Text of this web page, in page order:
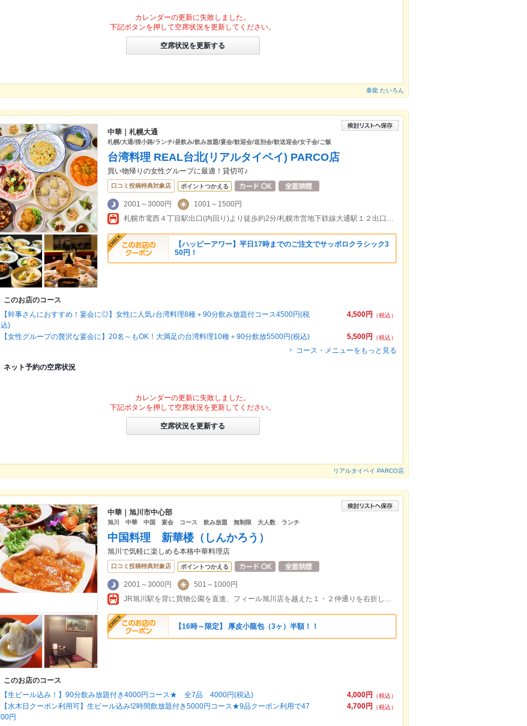
カレンダーの更新に失敗しました。
下記ボタンを押して空席状況を更新してください。
空席状況を更新する
泰龍 たいろん
中華｜札幌大通
札幌/大通/狸小路/ランチ/昼飲み/飲み放題/宴会/歓迎会/送別会/歓送迎会/女子会/ご飯
台湾料理 REAL台北(リアルタイペイ) PARCO店
買い物帰りの女性グループに最適！貸切可♪
口コミ投稿特典対象店 ポイントつかえる
2001～3000円
1001～1500円
札幌市電西４丁目駅出口(内回り)より徒歩約2分/札幌市営地下鉄線大通駅１２出口より徒歩約3分
【ハッピーアワー】平日17時までのご注文でサッポロクラシック3
50円！
このお店のコース
4,500円
（税込）
【幹事さんにおすすめ！宴会に◎】女性に人気♪台湾料理8種＋90分飲み放題付コース4500円(税
込)
5,500円
（税込）
【女性グループの贅沢な宴会に】20名～もOK！大満足の台湾料理10種＋90分飲放5500円(税込)
コース・メニューをもっと見る
ネット予約の空席状況
カレンダーの更新に失敗しました。
下記ボタンを押して空席状況を更新してください。
空席状況を更新する
リアルタイペイ PARCO店
中華｜旭川市中心部
旭川 中華 中国 宴会 コース 飲み放題 無制限 大人数 ランチ
中国料理 新華楼（しんかろう）
旭川で気軽に楽しめる本格中華料理店
口コミ投稿特典対象店 ポイントつかえる
2001～3000円
501～1000円
JR旭川駅を背に買物公園を直進、フィール旭川店を越えた１・２仲通りを右折し、左側
【16時～限定】 厚皮小龍包（3ヶ）半額！！
このお店のコース
4,000円
（税込）
【生ビール込み！】90分飲み放題付き4000円コース★ 全7品 4000円(税込)
4,700円
（税込）
【水木日クーポン利用可】生ビール込み!2時間飲放題付き5000円コース★9品クーポン利用で47
00円